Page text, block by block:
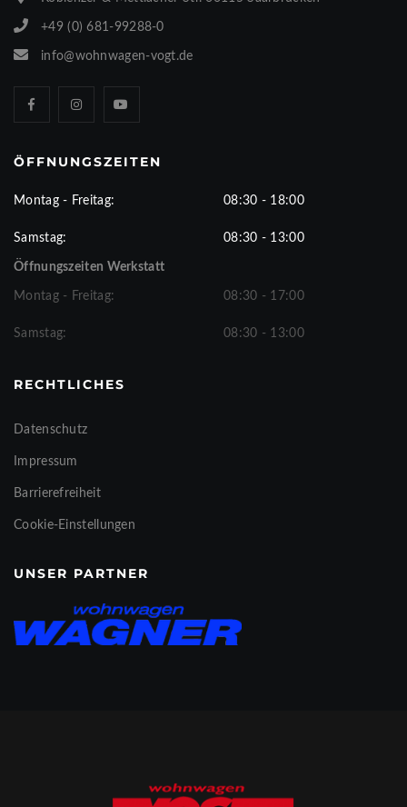
+49 (0) 681-99288-0
info@wohnwagen-vogt.de
ÖFFNUNGSZEITEN
Montag - Freitag: 08:30 - 18:00
Samstag: 08:30 - 13:00
Öffnungszeiten Werkstatt
Montag - Freitag: 08:30 - 17:00
Samstag: 08:30 - 13:00
RECHTLICHES
Datenschutz
Impressum
Barrierefreiheit
Cookie-Einstellungen
UNSER PARTNER